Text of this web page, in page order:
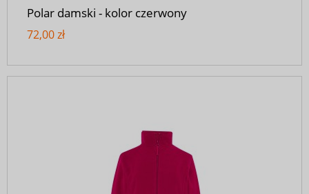
Polar damski - kolor czerwony
72,00 zł